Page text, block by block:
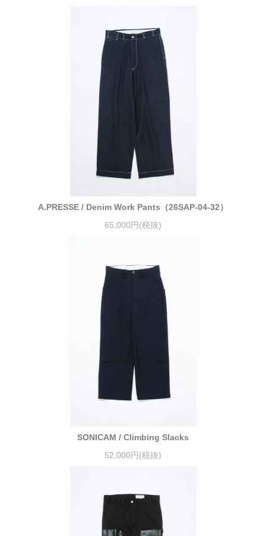
A.PRESSE / Denim Work Pants（26SAP-04-32）
65,000円(税抜)
SONICAM / Climbing Slacks
52,000円(税抜)